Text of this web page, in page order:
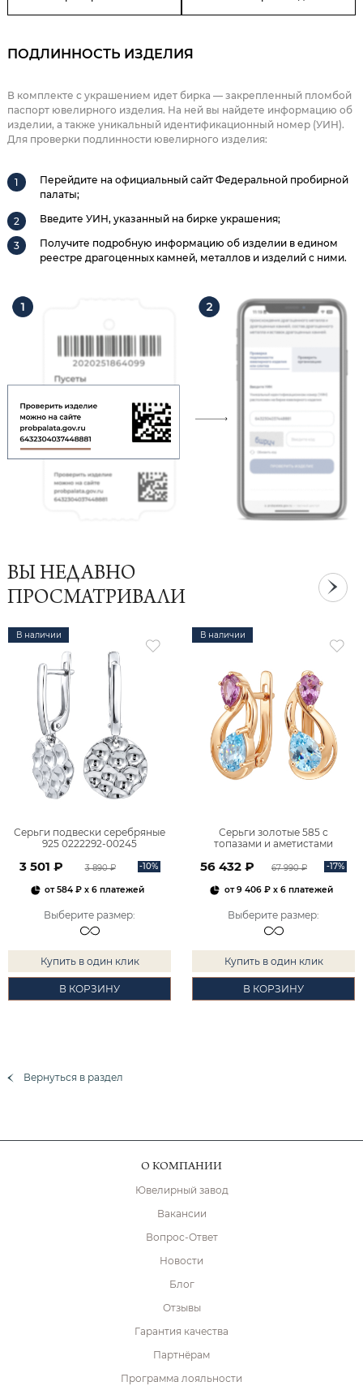
ПОДЛИННОСТЬ ИЗДЕЛИЯ
В комплекте с украшением идет бирка — закрепленный пломбой
паспорт ювелирного изделия. На ней вы найдете информацию об
изделии, а также уникальный идентификационный номер (УИН).
Для проверки подлинности ювелирного изделия:
Перейдите на официальный сайт Федеральной пробирной
палаты;
Введите УИН, указанный на бирке украшения;
Получите подробную информацию об изделии в едином
реестре драгоценных камней, металлов и изделий с ними.
ВЫ НЕДАВНО
ПРОСМАТРИВАЛИ
В наличии
Серьги подвески серебряные
925 0222292-00245
3 501 ₽ 3 890 ₽ -10%
от584 ₽ x 6 платежей
Выберите размер:
Купить в один клик
В КОРЗИНУ
В наличии
Серьги золотые 585 с
топазами и аметистами
56 432 ₽ 67 990 ₽ -17%
от9 406 ₽x 6 платежей
Выберите размер:
Купить в один клик
В КОРЗИНУ
Вернуться в раздел
О КОМПАНИИ
Ювелирный завод
Вакансии
Вопрос-Ответ
Новости
Блог
Отзывы
Гарантия качества
Партнёрам
Программа лояльности